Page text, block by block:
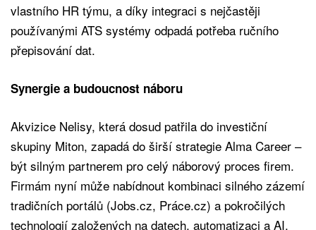
vlastního HR týmu, a díky integraci s nejčastěji
používanými ATS systémy odpadá potřeba ručního
přepisování dat.
Synergie a budoucnost náboru
Akvizice Nelisy, která dosud patřila do investiční
skupiny Miton, zapadá do širší strategie Alma Career –
být silným partnerem pro celý náborový proces firem.
Firmám nyní může nabídnout kombinaci silného zázemí
tradičních portálů (Jobs.cz, Práce.cz) a pokročilých
technologií založených na datech, automatizaci a AI.